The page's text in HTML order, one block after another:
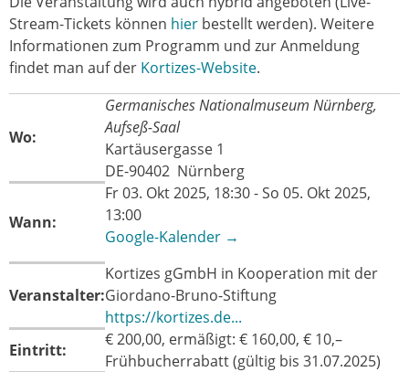
Stream-Tickets können hier bestellt werden). Weitere
Informationen zum Programm und zur Anmeldung
findet man auf der Kortizes-Website.
Wo:
Germanisches Nationalmuseum Nürnberg,
Aufseß-Saal
Kartäusergasse 1
DE-90402 Nürnberg
Wann:
Fr 03. Okt 2025, 18:30 - So 05. Okt 2025,
13:00
Google-Kalender →
Veranstalter:
Kortizes gGmbH in Kooperation mit der
Giordano-Bruno-Stiftung
https://kortizes.de...
Eintritt:
€ 200,00, ermäßigt: € 160,00, € 10,–
Frühbucherrabatt (gültig bis 31.07.2025)